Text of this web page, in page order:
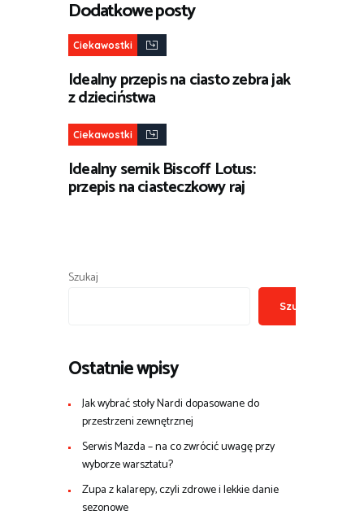
Dodatkowe posty
Ciekawostki
Idealny przepis na ciasto zebra jak
z dzieciństwa
Ciekawostki
Idealny sernik Biscoff Lotus:
przepis na ciasteczkowy raj
Szukaj
Szukaj
Ostatnie wpisy
Jak wybrać stoły Nardi dopasowane do
przestrzeni zewnętrznej
Serwis Mazda – na co zwrócić uwagę przy
wyborze warsztatu?
Zupa z kalarepy, czyli zdrowe i lekkie danie
sezonowe